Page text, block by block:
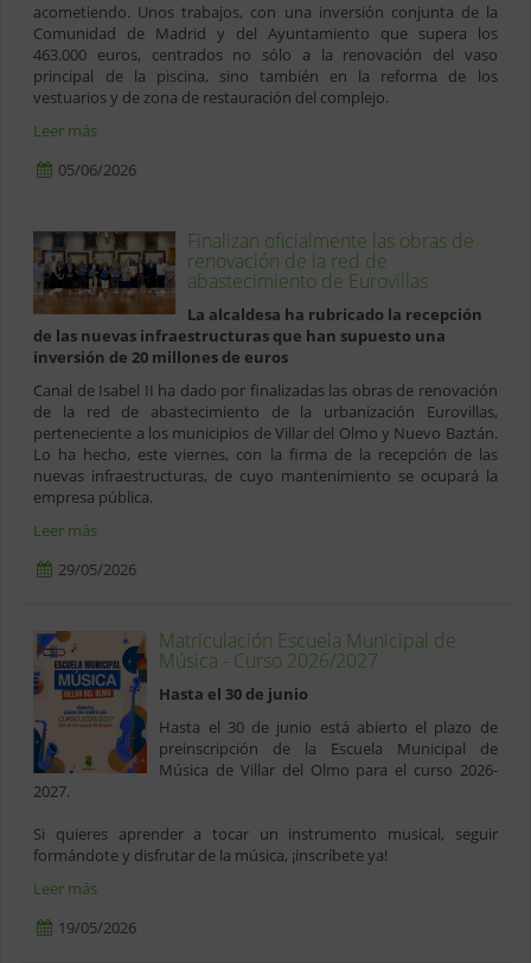
acometiendo. Unos trabajos, con una inversión conjunta de la
Comunidad de Madrid y del Ayuntamiento que supera los
463.000 euros, centrados no sólo a la renovación del vaso
principal de la piscina, sino también en la reforma de los
vestuarios y de zona de restauración del complejo.
Leer más
05/06/2026
Finalizan oficialmente las obras de
renovación de la red de
abastecimiento de Eurovillas
La alcaldesa ha rubricado la recepción
de las nuevas infraestructuras que han supuesto una
inversión de 20 millones de euros
Canal de Isabel II ha dado por finalizadas las obras de renovación
de la red de abastecimiento de la urbanización Eurovillas,
perteneciente a los municipios de Villar del Olmo y Nuevo Baztán.
Lo ha hecho, este viernes, con la firma de la recepción de las
nuevas infraestructuras, de cuyo mantenimiento se ocupará la
empresa pública.
Leer más
29/05/2026
Matriculación Escuela Municipal de
Música - Curso 2026/2027
Hasta el 30 de junio
Hasta el 30 de junio está abierto el plazo de
preinscripción de la Escuela Municipal de
Música de Villar del Olmo para el curso 2026-
2027.
Si quieres aprender a tocar un instrumento musical, seguir
Leer más
19/05/2026